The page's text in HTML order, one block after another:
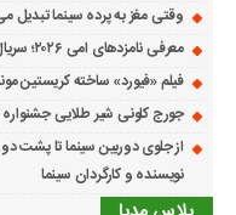
وقتی مغز به پرده سینما تبدیل
معرفی نامزدهای امی ۲۰۲۶؛ سریال پزشکی «پیت» پیشتاز شد
فیلم «فیورد» ساخته کریستین
جورج کلونی شیر طلایی جشنواره فیلم ونیز
از جلوی دوربین سینما تا پشت
نویسنده و کارگردان سینما